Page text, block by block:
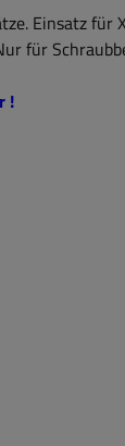
Einsatz für
für
!